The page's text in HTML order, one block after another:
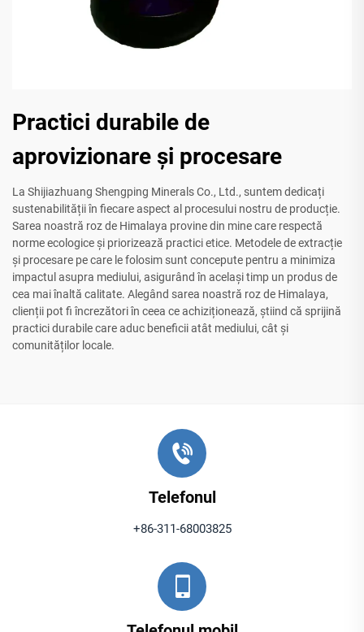
Practici durabile de
aprovizionare și procesare
La Shijiazhuang Shengping Minerals Co., Ltd., suntem dedicați
sustenabilității în fiecare aspect al procesului nostru de producție.
Sarea noastră roz de Himalaya provine din mine care respectă
norme ecologice și priorizează practici etice. Metodele de extracție
și procesare pe care le folosim sunt concepute pentru a minimiza
impactul asupra mediului, asigurând în același timp un produs de
cea mai înaltă calitate. Alegând sarea noastră roz de Himalaya,
clienții pot fi încrezători în ceea ce achiziționează, știind că sprijină
practici durabile care aduc beneficii atât mediului, cât și
comunităților locale.
Telefonul
+86-311-68003825